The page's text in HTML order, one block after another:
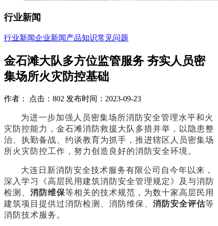
行业新闻
行业新闻企业新闻产品知识常见问题
金石滩大队多方位监管服务 夯实人员密
集场所火灾防控基础
作者： 点击：802 发布时间：2023-09-23
为进一步加强人员密集场所消防安全管理水平和火
灾防控能力，金石滩消防救援大队多措并举，以隐患整
治、执勤备战、约谈教育为抓手，推进辖区人员密集场
所火灾防控工作，努力创造良好的消防安全环境。
大连日新消防安全技术服务有限公司自今年以来，
深入学习《高层民用建筑消防安全管理规定》及与消防
检测、 消防维保等相关的技术规范，为数十家高层民用
建筑项目提供过消防检测、消防维保、 消防安全评估等
消防技术服务。